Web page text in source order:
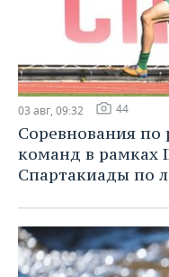
03 авг, 09:32 44
Соревнования по
команд в рамках
Спартакиады по